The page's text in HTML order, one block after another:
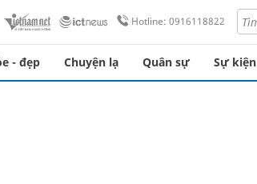
Hotline: 0916118822
- đẹp Chuyện lạ Quân sự Sự kiện